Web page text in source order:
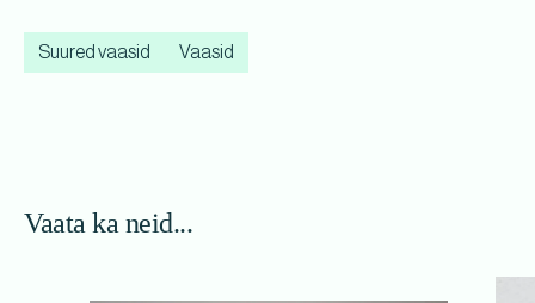
Suured vaasid Vaasid
Vaata ka neid...